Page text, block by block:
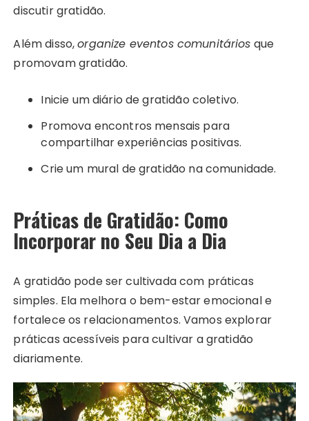
discutir gratidão.
Além disso,organize eventos comunitários que
promovam gratidão.
Inicie um diário de gratidão coletivo.
Promova encontros mensais para
compartilhar experiências positivas.
Crie um mural de gratidão na comunidade.
Práticas de Gratidão: Como
Incorporar no Seu Dia a Dia
A gratidão pode ser cultivada com práticas
simples. Ela melhora o bem-estar emocional e
fortalece os relacionamentos. Vamos explorar
práticas acessíveis para cultivar a gratidão
diariamente.